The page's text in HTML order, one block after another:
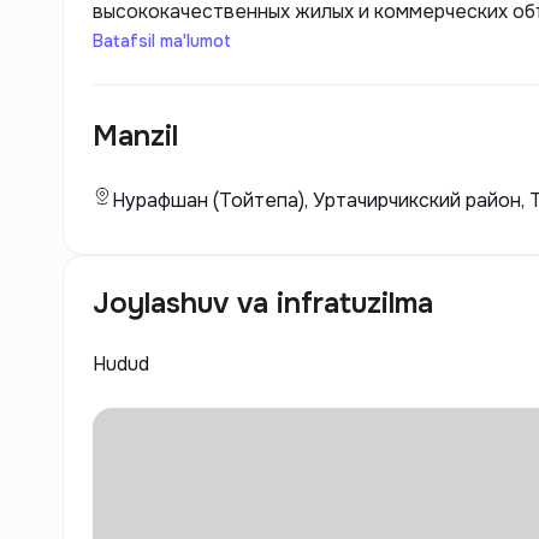
высококачественных жилых и коммерческих
деталям, использованию современных
жильцов. Компания стремится предлагать
Batafsil ma'lumot
Manzil
Нурафшан (Тойтепа), Уртачирчикский район,
Joylashuv va infratuzilma
Hudud